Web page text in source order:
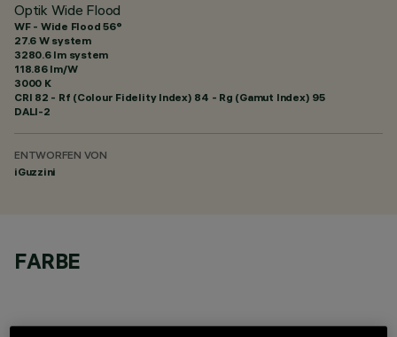
Optik Wide Flood
WF - Wide Flood 56°
27.6 W system
3280.6 lm system
118.86 lm/W
3000 K
CRI 82 - Rf (Colour Fidelity Index) 84 - Rg (Gamut Index) 95
DALI-2
ENTWORFEN VON
iGuzzini
FARBE